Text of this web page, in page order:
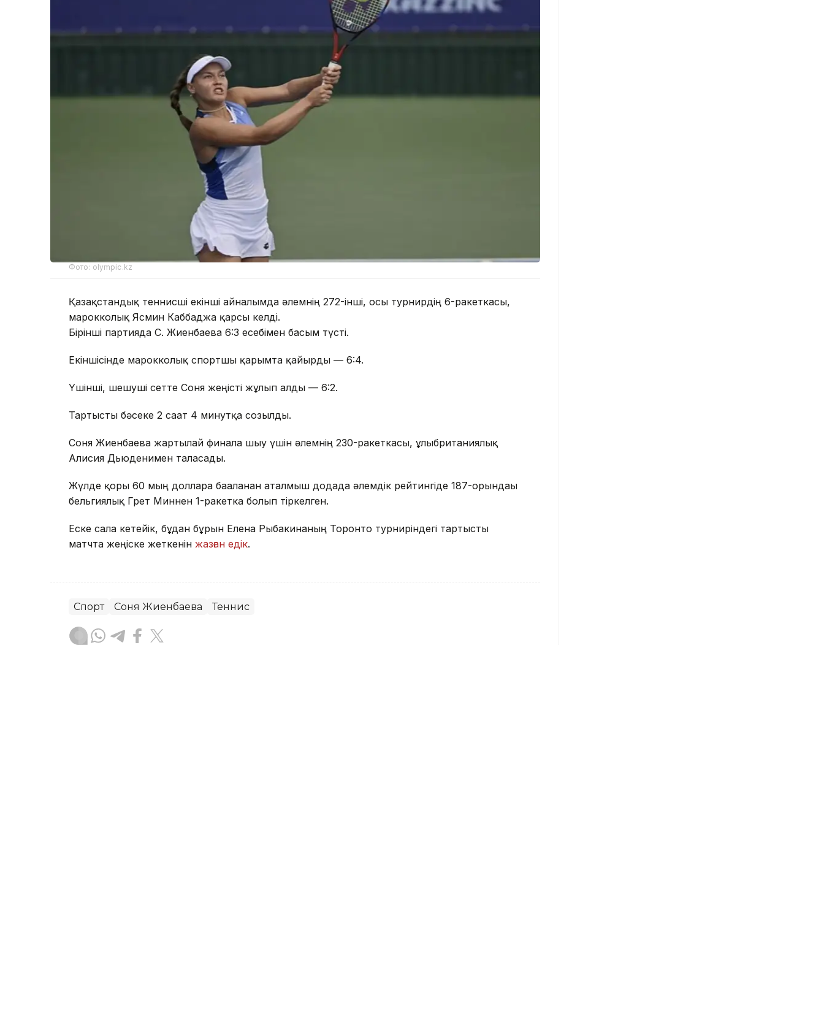
Фото: olympic.kz
Қазақстандық теннисші екінші айналымда әлемнің 272-інші, осы турнирдің 6-ракеткасы,
марокколық Ясмин Каббаджға қарсы келді.
Бірінші партияда С. Жиенбаева 6:3 есебімен басым түсті.
Екіншісінде марокколық спортшы қарымта қайырды — 6:4.
Үшінші, шешуші сетте Соня жеңісті жұлып алды — 6:2.
Тартысты бәсеке 2 сағат 4 минутқа созылды.
Соня Жиенбаева жартылай финалға шығу үшін әлемнің 230-ракеткасы, ұлыбританиялық
Алисия Дьюденимен таласады.
Жүлде қоры 60 мың долларға бағаланған аталмыш додада әлемдік рейтингіде 187-орындағы
бельгиялық Грет Миннен 1-ракетка болып тіркелген.
Еске сала кетейік, бұдан бұрын Елена Рыбакинаның Торонто турниріндегі тартысты
матчта жеңіске жеткенін жазған едік.
Спорт Соня Жиенбаева Теннис